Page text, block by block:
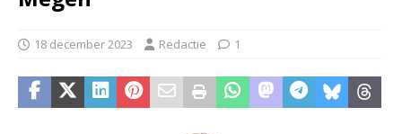
18 december 2023 Redactie 1